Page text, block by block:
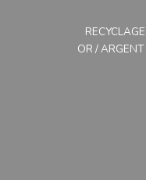
OR / ARGENT